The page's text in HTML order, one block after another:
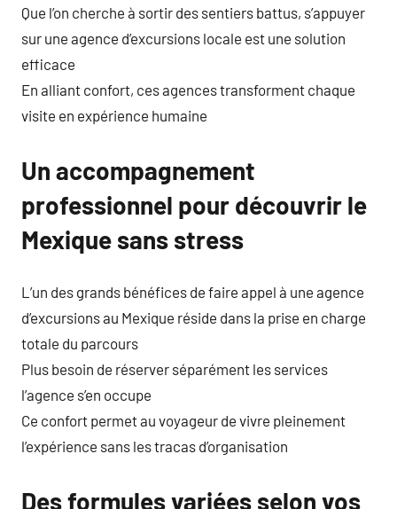
Que l’on cherche à sortir des sentiers battus, s’appuyer
sur une agence d’excursions locale est une solution
efficace
En alliant confort, ces agences transforment chaque
visite en expérience humaine
Un accompagnement
professionnel pour découvrir le
Mexique sans stress
L’un des grands bénéfices de faire appel à une agence
d’excursions au Mexique réside dans la prise en charge
totale du parcours
Plus besoin de réserver séparément les services
l’agence s’en occupe
Ce confort permet au voyageur de vivre pleinement
l’expérience sans les tracas d’organisation
Des formules variées selon vos